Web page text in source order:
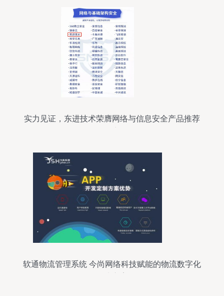
实力见证，东进技术荣膺网络与信息安全产品推荐
软通物流管理系统 今尚网络科技赋能的物流数字化